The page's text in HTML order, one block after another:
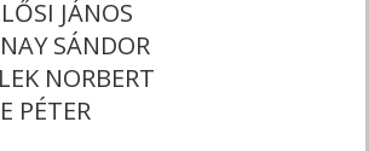
JÁNOS
SÁNDOR
NORBERT
PÉTER